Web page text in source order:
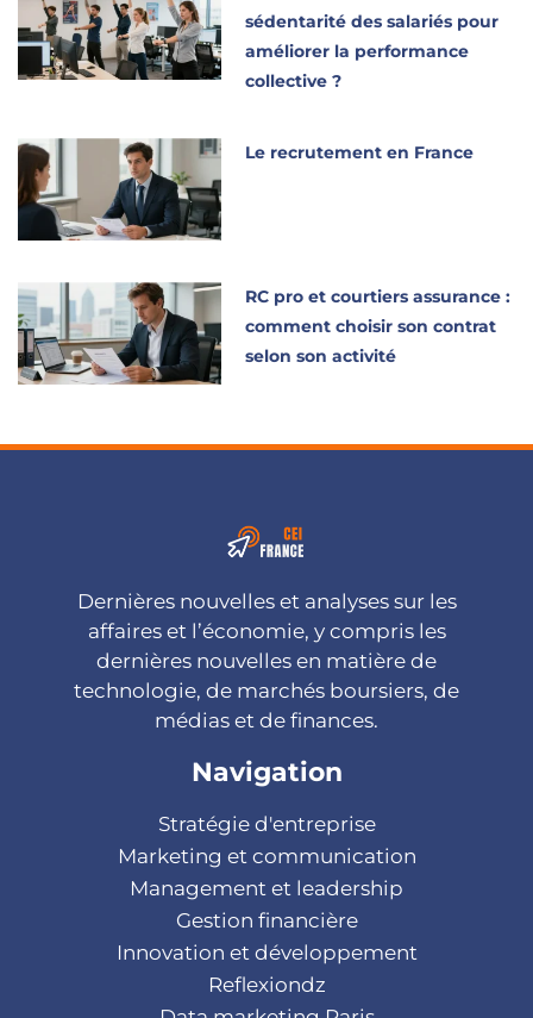
sédentarité des salariés pour
améliorer la performance
collective ?
Le recrutement en France
RC pro et courtiers assurance :
comment choisir son contrat
selon son activité
Dernières nouvelles et analyses sur les
affaires et l’économie, y compris les
dernières nouvelles en matière de
technologie, de marchés boursiers, de
médias et de finances.
Navigation
Stratégie d'entreprise
Marketing et communication
Management et leadership
Gestion financière
Innovation et développement
Reflexiondz